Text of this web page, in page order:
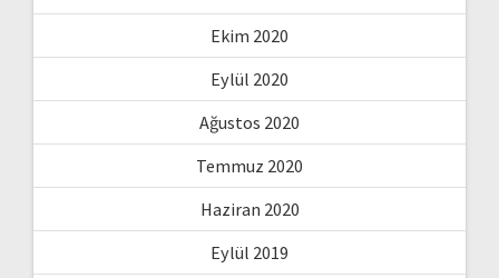
Ekim 2020
Eylül 2020
Ağustos 2020
Temmuz 2020
Haziran 2020
Eylül 2019